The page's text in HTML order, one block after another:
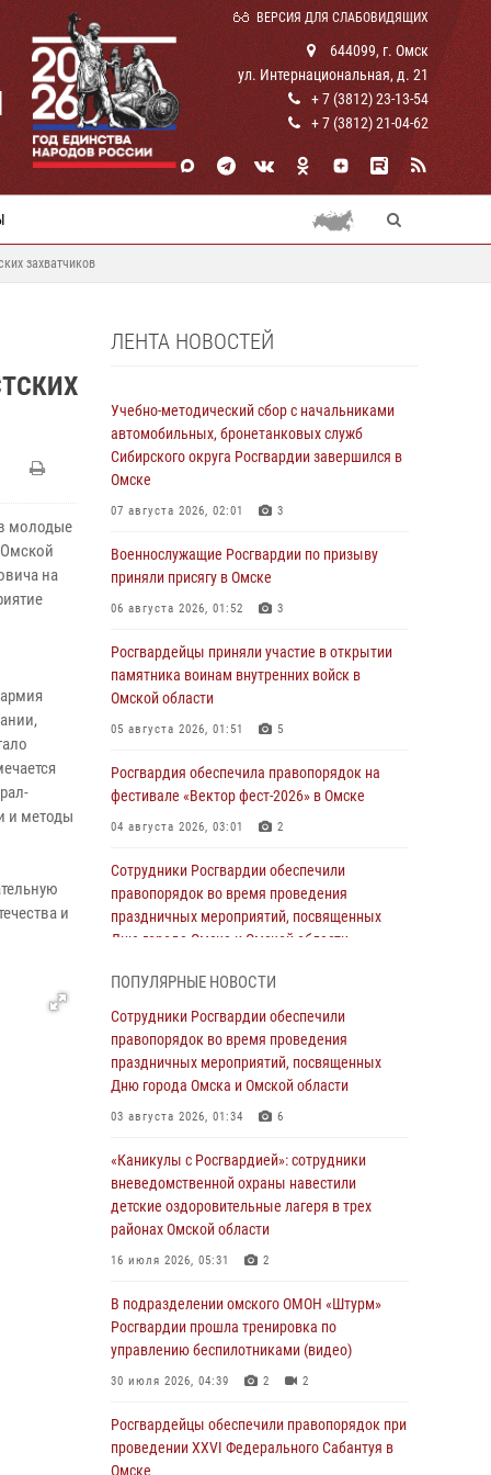
ВЕРСИЯ ДЛЯ СЛАБОВИДЯЩИХ
644099, г. Омск
ул. Интернациональная, д. 21
+ 7 (3812) 23-13-54
+ 7 (3812) 21-04-62
захватчиков
молодые
на
и методы
и
ЛЕНТА НОВОСТЕЙ
Учебно-методический сбор с начальниками
автомобильных, бронетанковых служб
Сибирского округа Росгвардии завершился в
Омске
07 августа 2026, 02:01 3
Военнослужащие Росгвардии по призыву
приняли присягу в Омске
06 августа 2026, 01:52 3
Росгвардейцы приняли участие в открытии
памятника воинам внутренних войск в
Омской области
05 августа 2026, 01:51 5
Росгвардия обеспечила правопорядок на
фестивале «Вектор фест-2026» в Омске
04 августа 2026, 03:01 2
Сотрудники Росгвардии обеспечили
правопорядок во время проведения
праздничных мероприятий, посвященных
Дню города Омска и Омской области
Всероссийская акция «Каникулы с
Росгвардией» продолжается в Омской
области
31 июля 2026, 09:22 1
Росгвардии прошла тренировка по
управлению беспилотниками (видео)
30 июля 2026, 04:39 2 2
Росгвардия обеспечила безопасность
Победы» в Омске
29 июля 2026, 01:49 2
Росгвардейцы приняли участие в крестном
28 июля 2026, 01:44 6
ПОПУЛЯРНЫЕ НОВОСТИ
Сотрудники Росгвардии обеспечили
правопорядок во время проведения
праздничных мероприятий, посвященных
Дню города Омска и Омской области
03 августа 2026, 01:34 6
«Каникулы с Росгвардией»: сотрудники
вневедомственной охраны навестили
детские оздоровительные лагеря в трех
районах Омской области
16 июля 2026, 05:31 2
В подразделении омского ОМОН «Штурм»
Росгвардии прошла тренировка по
управлению беспилотниками (видео)
30 июля 2026, 04:39 2 2
Росгвардейцы обеcпечили правопорядок при
проведении XXVI Федерального Сабантуя в
Омске